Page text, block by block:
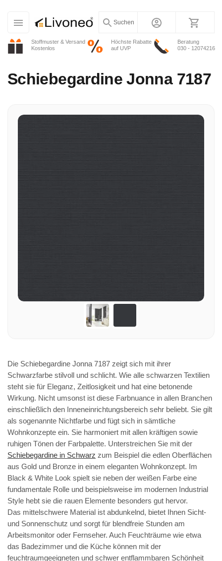
Stoffmuster & Versand
Kostenlos
Höchste Rabatte
auf UVP
Beratung
030 - 12074216
Suchen
SchiebegardineJonna 7187
Die Schiebegardine Jonna 7187 zeigt sich mit ihrer
Schwarzfarbe stilvoll und schlicht. Wie alle schwarzen Textilien
steht sie für Eleganz, Zeitlosigkeit und hat eine betonende
Wirkung. Nicht umsonst ist diese Farbnuance in allen Branchen
einschließlich den Inneneinrichtungsbereich sehr beliebt. Sie gilt
als sogenannte Nichtfarbe und fügt sich in sämtliche
Wohnkonzepte ein. Sie harmoniert mit allen kräftigen sowie
ruhigen Tönen der Farbpalette. Unterstreichen Sie mit der
Schiebegardine in Schwarz zum Beispiel die edlen Oberflächen
aus Gold und Bronze in einem eleganten Wohnkonzept. Im
Black & White Look spielt sie neben der weißen Farbe eine
fundamentale Rolle und beispielsweise im modernen Industrial
Style hebt sie die rauen Elemente besonders gut hervor.
Das mittelschwere Material ist abdunkelnd, bietet Ihnen Sicht-
und Sonnenschutz und sorgt für blendfreie Stunden am
Arbeitsmonitor oder Fernseher. Auch Feuchträume wie etwa
das Badezimmer und die Küche können mit der
feuchtraumgeeigneten und schwer entflammbaren Schönheit